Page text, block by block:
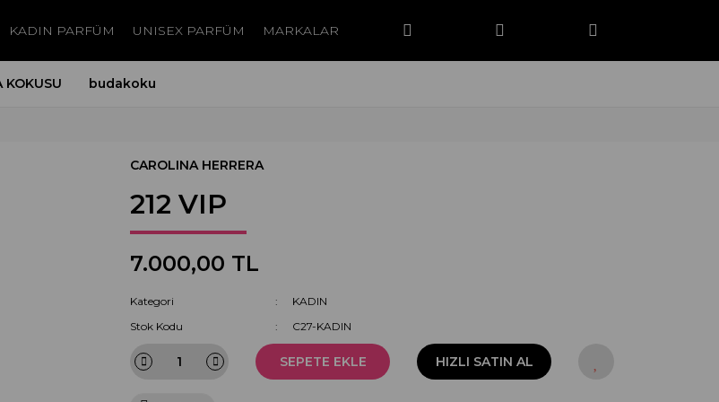
KADIN PARFÜM UNISEX PARFÜM MARKALAR
KOKUSU budakoku
CAROLINA HERRERA
212 VIP
7.000,00 TL
Kategori
KADIN
Stok Kodu
C27-KADIN
SEPETE EKLE HIZLI SATIN AL